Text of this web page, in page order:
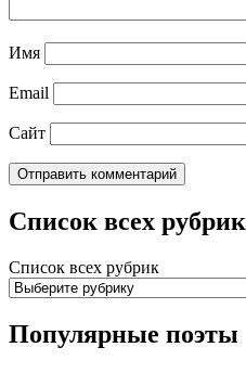
Имя
Email
Сайт
Список всех рубрик
Список всех рубрик
Популярные поэты